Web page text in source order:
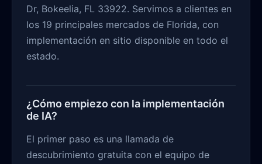
Dr, Bokeelia, FL 33922. Servimos a clientes en
los 19 principales mercados de Florida, con
implementación en sitio disponible en todo el
estado.
¿Cómo empiezo con la implementación
de IA?
El primer paso es una llamada de
descubrimiento gratuita con el equipo de